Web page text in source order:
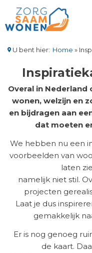
naar
de
gaanU bent hier: Home
Overal in
wonen, welzijn en
en bijdragen aan
dat moeten
We hebben nu een
voorbeelden van
laten
namelijk niet stil.
projecten
Laat je dus
gemakkelijk
Er is nog genoeg
de kaart.